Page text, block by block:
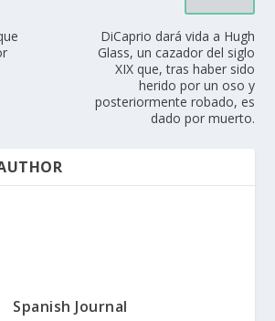
DiCaprio dará vida a Hugh
Glass, un cazador del siglo
XIX que, tras haber sido
herido por un oso y
posteriormente robado, es
dado por muerto.
Spanish Journal